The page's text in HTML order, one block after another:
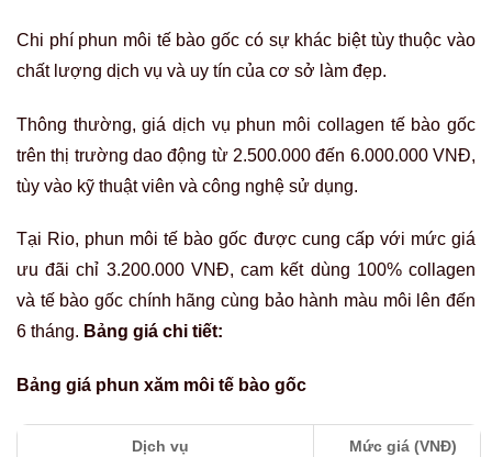
Chi phí phun môi tế bào gốc có sự khác biệt tùy thuộc vào
chất lượng dịch vụ và uy tín của cơ sở làm đẹp.
Thông thường, giá dịch vụ phun môi collagen tế bào gốc
trên thị trường dao động từ 2.500.000 đến 6.000.000 VNĐ,
tùy vào kỹ thuật viên và công nghệ sử dụng.
Tại Rio, phun môi tế bào gốc được cung cấp với mức giá
ưu đãi chỉ 3.200.000 VNĐ, cam kết dùng 100% collagen
và tế bào gốc chính hãng cùng bảo hành màu môi lên đến
6 tháng. Bảng giá chi tiết:
Bảng giá phun xăm môi tế bào gốc
Dịch vụ Mức giá (VNĐ)